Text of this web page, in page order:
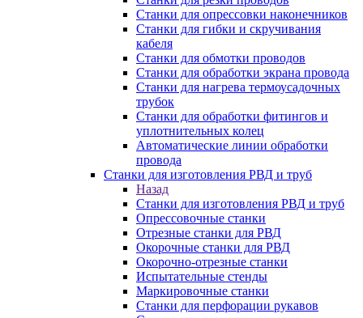
Станки для опрессовки наконечников
Станки для гибки и скручивания
кабеля
Станки для обмотки проводов
Станки для обработки экрана провода
Станки для нагрева термоусадочных
трубок
Станки для обработки фитингов и
уплотнительных колец
Автоматические линии обработки
провода
Станки для изготовления РВД и труб
Назад
Станки для изготовления РВД и труб
Опрессовочные станки
Отрезные станки для РВД
Окорочные станки для РВД
Окорочно-отрезные станки
Испытательные стенды
Маркировочные станки
Станки для перфорации рукавов